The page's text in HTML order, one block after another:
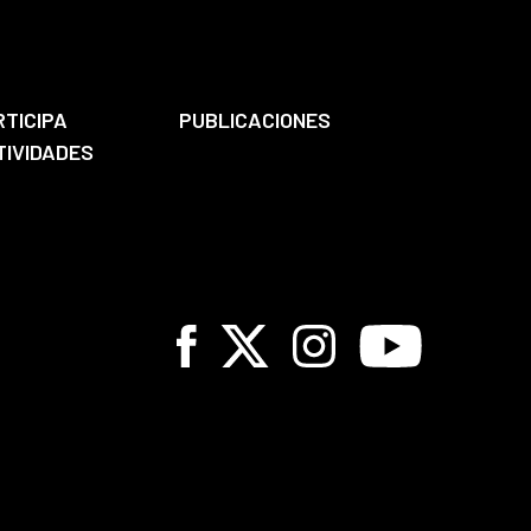
PUBLICACIONES
Facebook
X InstagramYoutube